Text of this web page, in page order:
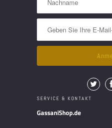
SERVICE & KONTAKT
GassaniShop.de